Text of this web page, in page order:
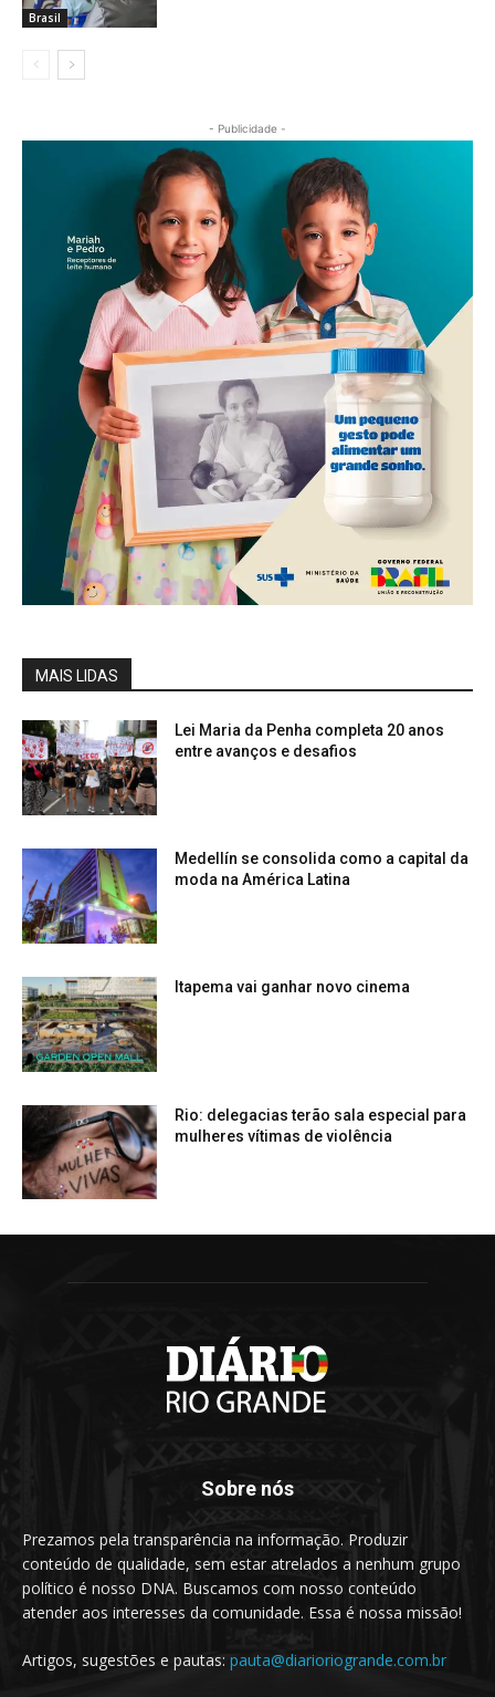
Brasil
- Publicidade -
MAIS LIDAS
Lei Maria da Penha completa 20 anos
entre avanços e desafios
Medellín se consolida como a capital da
moda na América Latina
Itapema vai ganhar novo cinema
Rio: delegacias terão sala especial para
mulheres vítimas de violência
Sobre nós
Prezamos pela transparência na informação. Produzir
conteúdo de qualidade, sem estar atrelados a nenhum grupo
político é nosso DNA. Buscamos com nosso conteúdo
atender aos interesses da comunidade. Essa é nossa missão!
Artigos, sugestões e pautas: pauta@diarioriogrande.com.br